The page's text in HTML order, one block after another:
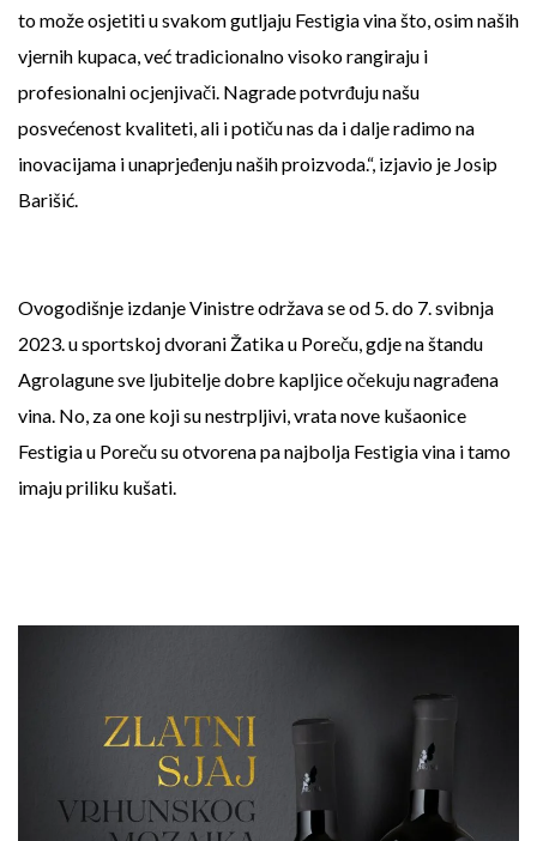
to može osjetiti u svakom gutljaju Festigia vina što, osim naših
vjernih kupaca, već tradicionalno visoko rangiraju i
profesionalni ocjenjivači. Nagrade potvrđuju našu
posvećenost kvaliteti, ali i potiču nas da i dalje radimo na
inovacijama i unaprjeđenju naših proizvoda.“, izjavio je Josip
Barišić.
Ovogodišnje izdanje Vinistre održava se od 5. do 7. svibnja
2023. u sportskoj dvorani Žatika u Poreču, gdje na štandu
Agrolagune sve ljubitelje dobre kapljice očekuju nagrađena
vina. No, za one koji su nestrpljivi, vrata nove kušaonice
Festigia u Poreču su otvorena pa najbolja Festigia vina i tamo
imaju priliku kušati.